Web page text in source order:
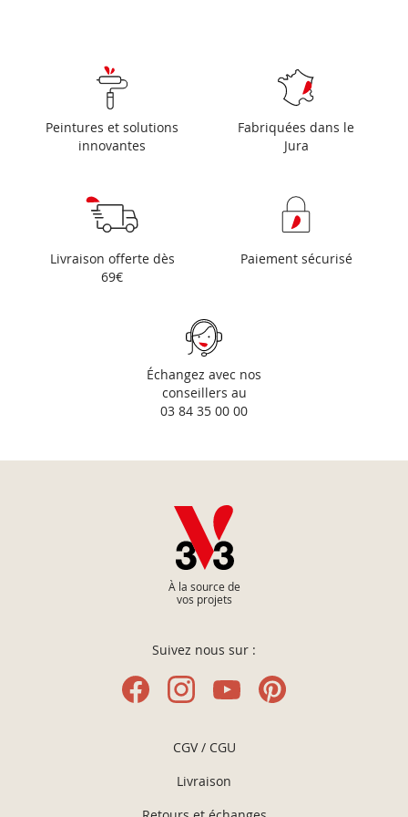
Peintures et solutions
innovantes
Fabriquées dans le
Jura
Livraison offerte dès
69€
Paiement sécurisé
Échangez avec nos
conseillers au
03 84 35 00 00
À la source de
vos projets
Suivez nous sur :
CGV / CGU
Livraison